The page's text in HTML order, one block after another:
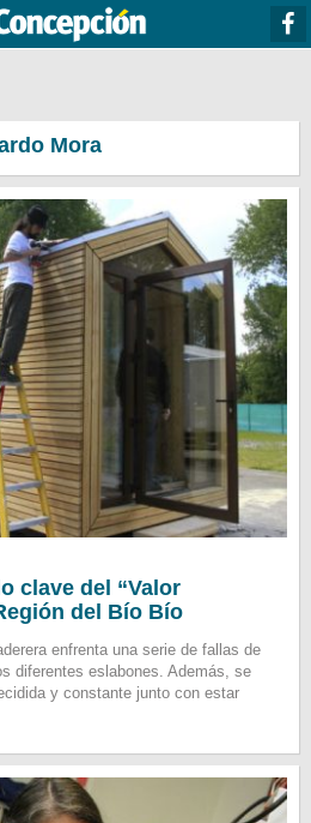
Mora
clave del “Valor
del Bío Bío
enfrenta una serie de fallas de
diferentes eslabones. Además, se
y constante junto con estar